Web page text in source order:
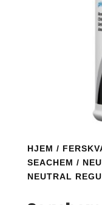
HJEM /
SEACHEM /
NEUTRAL